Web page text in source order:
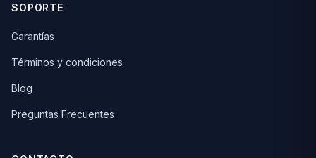
SOPORTE
Garantías
Términos y condiciones
Blog
Preguntas Frecuentes